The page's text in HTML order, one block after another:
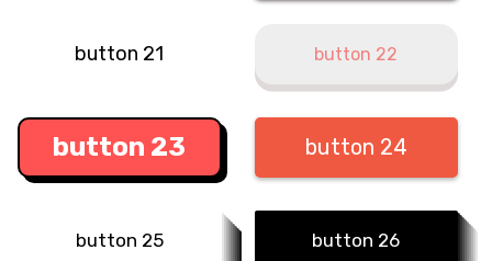
Columns
Display
button 21 button 22
button 23 button 24
button 25 button 26